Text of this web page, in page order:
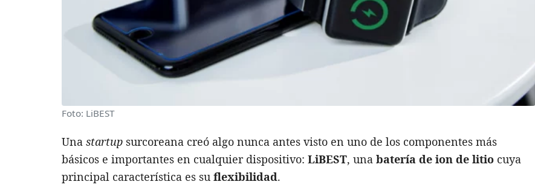
Foto: LiBEST
Una startup surcoreana creó algo nunca antes visto en uno de los componentes más
básicos e importantes en cualquier dispositivo: LiBEST, una batería de ion de litio cuya
principal característica es su flexibilidad.